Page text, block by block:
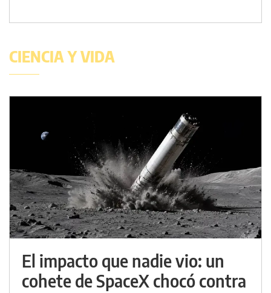
CIENCIA Y VIDA
El impacto que nadie vio: un
cohete de SpaceX chocó contra